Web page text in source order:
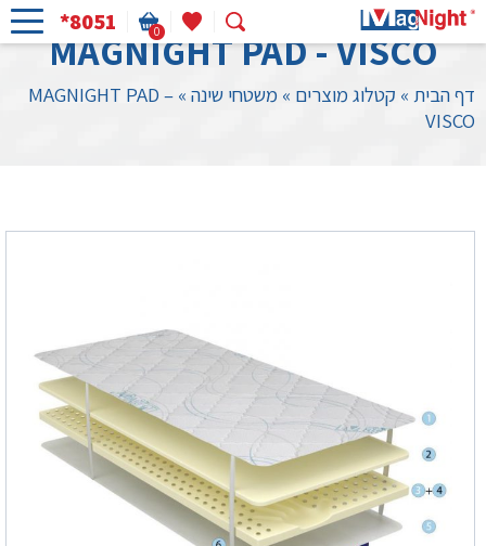
0
*8051
MAGNIGHT PAD - VISCO
דף הבית » קטלוג מוצרים » משטחי שינה »
MAGNIGHT PAD –
VISCO